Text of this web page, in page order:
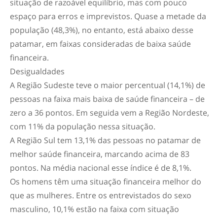
situação de razoável equilíbrio, mas com pouco
espaço para erros e imprevistos. Quase a metade da
população (48,3%), no entanto, está abaixo desse
patamar, em faixas consideradas de baixa saúde
financeira.
Desigualdades
A Região Sudeste teve o maior percentual (14,1%) de
pessoas na faixa mais baixa de saúde financeira – de
zero a 36 pontos. Em seguida vem a Região Nordeste,
com 11% da população nessa situação.
A Região Sul tem 13,1% das pessoas no patamar de
melhor saúde financeira, marcando acima de 83
pontos. Na média nacional esse índice é de 8,1%.
Os homens têm uma situação financeira melhor do
que as mulheres. Entre os entrevistados do sexo
masculino, 10,1% estão na faixa com situação